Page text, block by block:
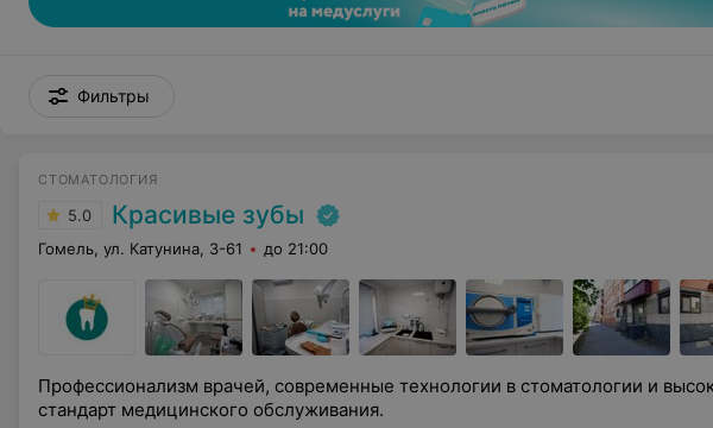
Фильтры
СТОМАТОЛОГИЯ
5.0 Красивые зубы
Гомель, ул. Катунина, 3-61 до 21:00
Профессионализм врачей, современные технологии в стоматологии и
стандарт медицинского обслуживания.